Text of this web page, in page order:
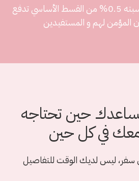
**تخضع الأقساط ما نسبته 0.5% من القسط الأساسي تدفع
لهم و المستفيدين
حين تحتاجه
في كل حين
ليس لديك الوقت للتفاصيل